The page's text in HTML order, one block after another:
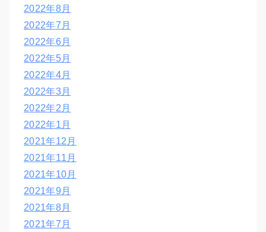
2022年8月
2022年7月
2022年6月
2022年5月
2022年4月
2022年3月
2022年2月
2022年1月
2021年12月
2021年11月
2021年10月
2021年9月
2021年8月
2021年7月